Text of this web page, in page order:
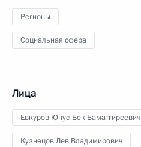
Регионы
Социальная сфера
Лица
Евкуров Юнус-Бек Баматгиреевич
Кузнецов Лев Владимирович